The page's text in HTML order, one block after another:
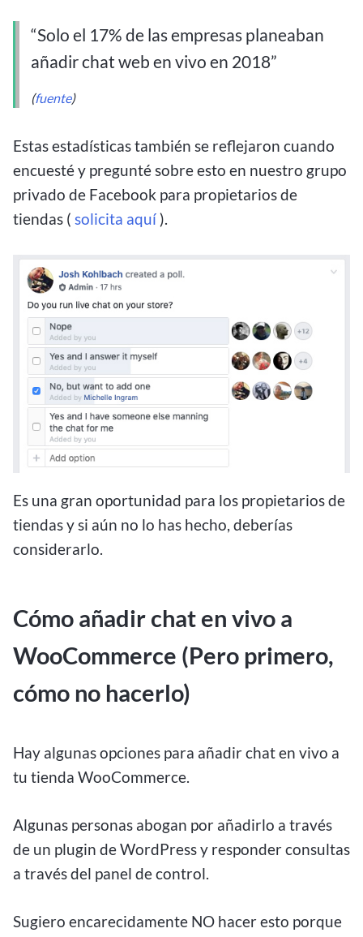
“Solo el 17% de las empresas planeaban
añadir chat web en vivo en 2018”
(fuente)
Estas estadísticas también se reflejaron cuando
encuesté y pregunté sobre esto en nuestro grupo
privado de Facebook para propietarios de
tiendas ( solicita aquí).
Es una gran oportunidad para los propietarios de
tiendas y si aún no lo has hecho, deberías
considerarlo.
Cómo añadir chat en vivo a
WooCommerce (Pero primero,
cómo no hacerlo)
Hay algunas opciones para añadir chat en vivo a
tu tienda WooCommerce.
Algunas personas abogan por añadirlo a través
de un plugin de WordPress y responder consultas
a través del panel de control.
Sugiero encarecidamente NO hacer esto porque